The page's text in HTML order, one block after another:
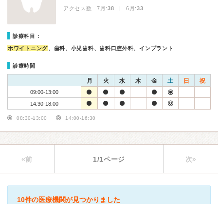
アクセス数 7月:38 | 6月:33
診療科目：
ホワイトニング、歯科、小児歯科、歯科口腔外科、インプラント
診療時間
月 火 水 木 金 土 日 祝
09:00-13:00
14:30-18:00
08:30-13:00 14:00-16:30
«前 1/1ページ 次»
10件の医療機関が見つかりました